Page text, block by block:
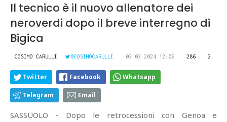
Il tecnico è il nuovo allenatore dei
neroverdi dopo il breve interregno di
Bigica
COSIMO CARULLI @COSIMOCARULLI 03.03.2024 12:06 286 2
Twitter Facebook Whatsapp
Telegram Email
SASSUOLO - Dopo le retrocessioni con Genoa e